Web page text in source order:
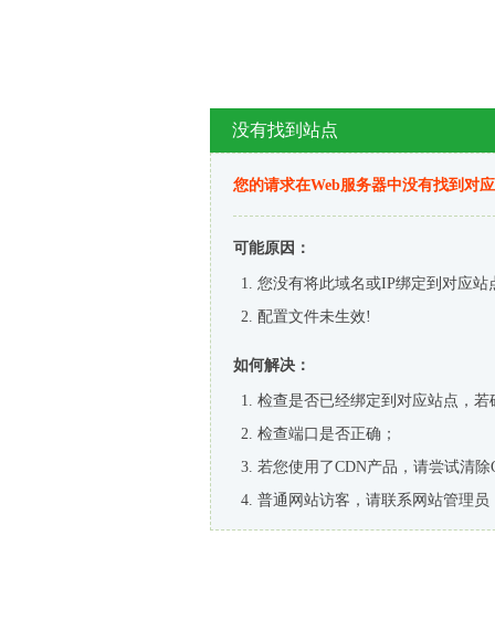
没有找到站点
您的请求在Web服务器中没有找到对
可能原因：
您没有将此域名或IP绑定到对应站
配置文件未生效!
如何解决：
检查是否已经绑定到对应站点，
检查端口是否正确；
若您使用了CDN产品，请尝试清除
普通网站访客，请联系网站管理员